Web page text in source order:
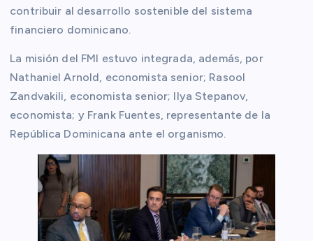
contribuir al desarrollo sostenible del sistema
financiero dominicano.
La misión del FMI estuvo integrada, además, por
Nathaniel Arnold, economista senior; Rasool
Zandvakili, economista senior; Ilya Stepanov,
economista; y Frank Fuentes, representante de la
República Dominicana ante el organismo.